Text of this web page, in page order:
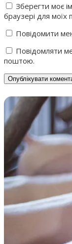
Зберегти моє
браузері для моїх
Повідомити
Повідомляти
поштою.